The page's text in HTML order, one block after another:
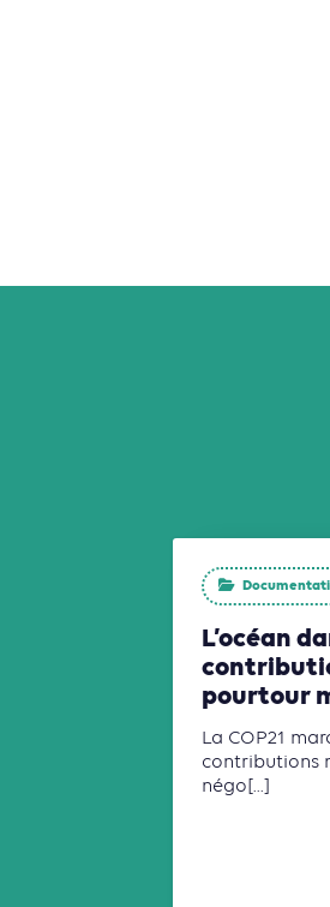
L’océan
pourtour
La COP21
contributions
négo[...]